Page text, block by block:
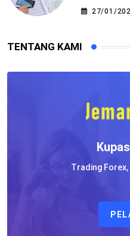
27/01/
TENTANG KAMI
Trading